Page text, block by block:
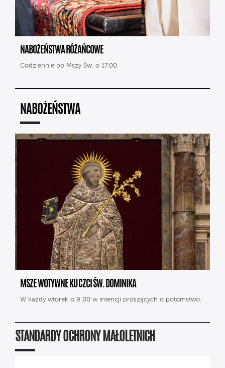
NABOŻEŃSTWA RÓŻAŃCOWE
Codziennie po Mszy Św. o 17.00
NABOŻEŃSTWA
MSZE WOTYWNE KU CZCI ŚW. DOMINIKA
W każdy wtorek o 9:00 w intencji proszących o potomstwo.
STANDARDY OCHRONY MAŁOLETNICH